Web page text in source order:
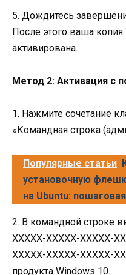
5. Дождитесь
После этого ваша
активирована.
Метод 2: Активация с
1. Нажмите сочетание
«Командная строка
Популярные статьи
установочную
на Ubuntu:
2. В командной строке
XXXXX-XXXXX-XXXXX-
XXXXX-XXXXX-XXXXX-
продукта Windows 10.